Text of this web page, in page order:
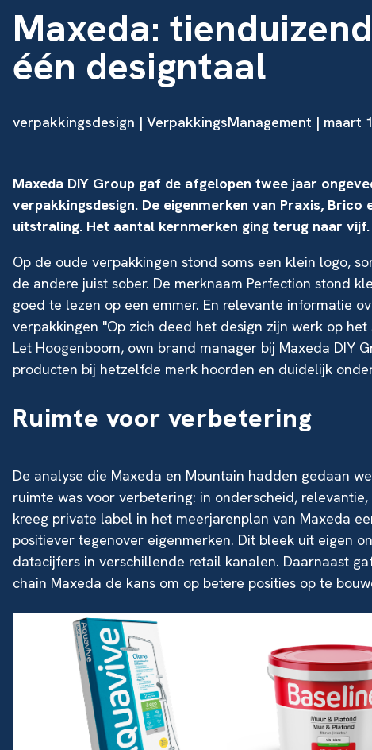
Maxeda:
één designtaal
verpakkingsdesign | VerpakkingsManagement | maart
Maxeda DIY Group gaf de afgelopen twee jaar
verpakkingsdesign. De eigenmerken van Praxis,
uitstraling. Het aantal kernmerken ging terug naar vijf.
Op de oude verpakkingen stond soms een klein logo,
de andere juist sober. De merknaam Perfection stond
goed te lezen op een emmer. En relevante informatie
verpakkingen "Op zich deed het design zijn werk op
Let Hoogenboom, own brand manager bij Maxeda DIY
producten bij hetzelfde merk hoorden en duidelijk
Ruimte voor verbetering
De analyse die Maxeda en Mountain hadden gedaan
ruimte was voor verbetering: in onderscheid,
kreeg private label in het meerjarenplan van Maxeda
positiever tegenover eigenmerken. Dit bleek uit eigen
datacijfers in verschillende retail kanalen. Daarnaast
chain Maxeda de kans om op betere posities op te